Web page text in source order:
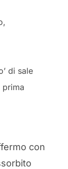
di sale
con